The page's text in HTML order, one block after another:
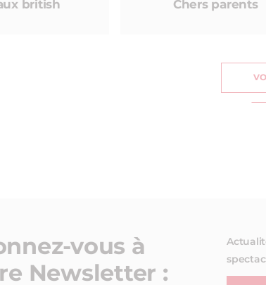
british Chers parents
vous à
Newsletter :